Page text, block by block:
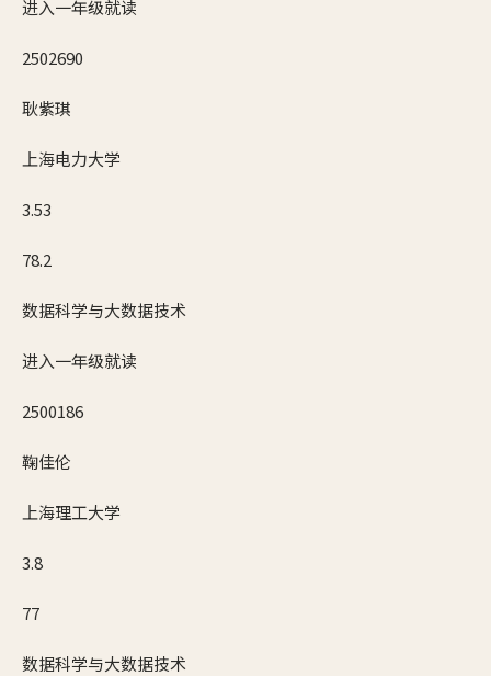
进入一年级就读
2502690
耿紫琪
上海电力大学
3.53
78.2
数据科学与大数据技术
进入一年级就读
2500186
鞠佳伦
上海理工大学
3.8
77
数据科学与大数据技术